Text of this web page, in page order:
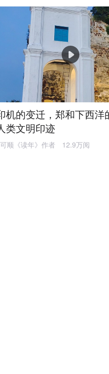
机的变迁，郑和下西洋
类文明印迹
顺《读年》作者 12.9万阅